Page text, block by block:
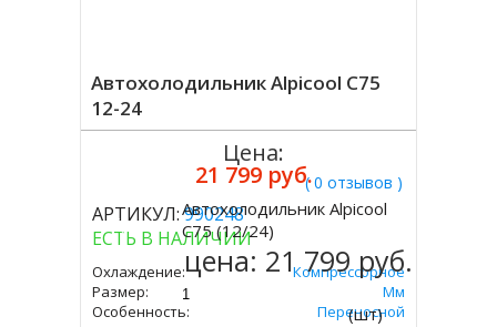
Автохолодильник Alpicool C75
12-24
( 0 отзывов )
АРТИКУЛ:990248
ЕСТЬ В НАЛИЧИИ
Охлаждение:
Компрессорное
Размер:
666х652х363 Мм
Особенность:
Переносной
Цена:
21 799 руб.
Купить
Автохолодильник Alpicool
C75 (12/24)
цена: 21 799 руб.
(шт)